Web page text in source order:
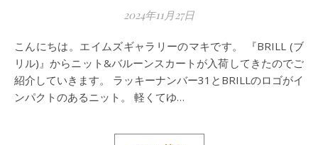
2024年11月27日
こんにちは。エイムズギャラリーのマキです。 『BRILL (ブ
リル)』からニット&バルーンスカートが入荷してきたのでご
紹介していきます。 ラッキーナンバー31とBRILLのロゴがイ
ンパクトのあるニット。 軽くてゆ…